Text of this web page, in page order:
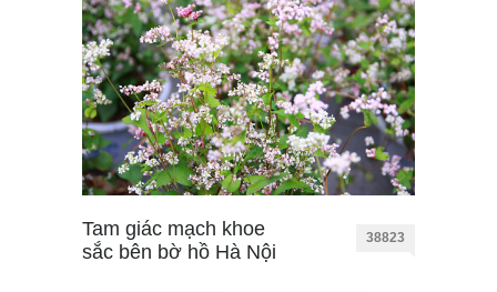
Tam giác mạch khoe
sắc bên bờ hồ Hà Nội
38823